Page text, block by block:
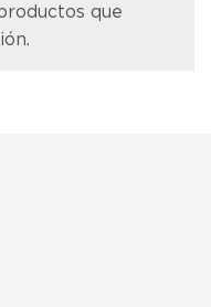
que